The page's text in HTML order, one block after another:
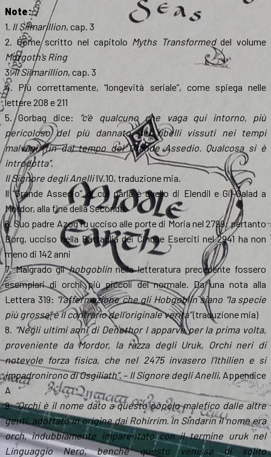
Note:
1. Il Silmarillion, cap. 3
2. Come scritto nel capitolo Myths Transformeddel volume
Morgoth’s Ring
3.Il Silmarillion, cap. 3
4. Più correttamente, “longevità seriale”, come spiega nelle
lettere 208 e 211
5. Gorbag dice: “c’è qualcuno che vaga qui intorno, più
pericoloso del più dannato dei ribelli vissuti nei tempi
malvagi, fin dal tempo del Grande Assedio. Qualcosa si è
introdotta”.
Il Signore degli AnelliIV.10, traduzione mia.
Il “Grande Assedio” di cui parla è quello di Elendil e Gil-Galad a
Mordor, alla fine della Seconda.
6. Suo padre Azog fu ucciso alle porte di Moria nel 2799: pertanto
Borg, ucciso nella Battaglia dei Cinque Eserciti nel 2941 ha non
meno di 142 anni
7. Malgrado glihobgoblinnella letteratura precedente fossero
esemplari di orchi più piccoli del normale. Da una nota alla
Lettera 319: “l’affermazione che gli Hobgoblin siano “la specie
più grossa” è il contrario dell’originale verità”(traduzione mia)
8.
“Negli ultimi anni di Denethor I apparve per la prima volta,
proveniente da Mordor, la razza degli Uruk, Orchi neri di
notevole forza fisica, che nel 2475 invasero l’Ithilien e si
impadronirono di Osgiliath”. – Il Signore degli Anelli, Appendice
A
9.“Orchi è il nome dato a questo popolo malefico dalle altre
genti, adottato in origine dai Rohirrim. In Sindarin il nome era
orch, indubbiamente imparentato con il termine uruk nel
Linguaggio Nero, benché questo venisse di solito